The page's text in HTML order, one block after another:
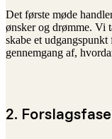
Det første møde
ønsker og drømme. Vi
skabe et
gennemgang af,
2.